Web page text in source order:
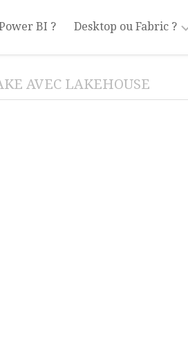
BI ? Desktop ou Fabric ?
BI
Desktop
AVEC LAKEHOUSE